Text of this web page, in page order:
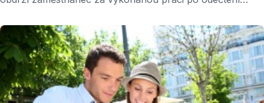
určena v pracovní smlouvě nebo mzdovém výměře,
zatímco u čisté mzdy jde o částku, kterou skutečně
dostanete na účet. Chcete vědět, kolik vám každý měsíc
přijde na účet? Spočítejte si to …